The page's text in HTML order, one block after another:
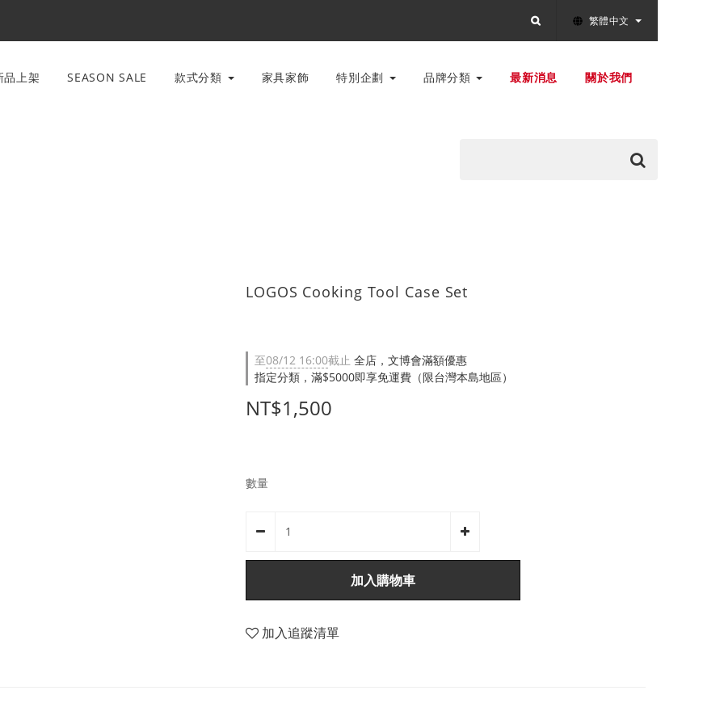
繁體中文
品上架 SEASON SALE 款式分類 家具家飾 特別企劃 品牌分類 最新消息 關於我們
LOGOS Cooking Tool Case Set
至08/12 16:00截止 全店，文博會滿額優惠
指定分類，滿$5000即享免運費（限台灣本島地區）
NT$1,500
數量
加入購物車
加入追蹤清單